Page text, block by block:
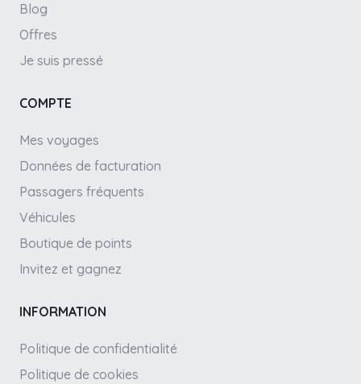
Blog
Offres
Je suis pressé
COMPTE
Mes voyages
Données de facturation
Passagers fréquents
Véhicules
Boutique de points
Invitez et gagnez
INFORMATION
Politique de confidentialité
Politique de cookies